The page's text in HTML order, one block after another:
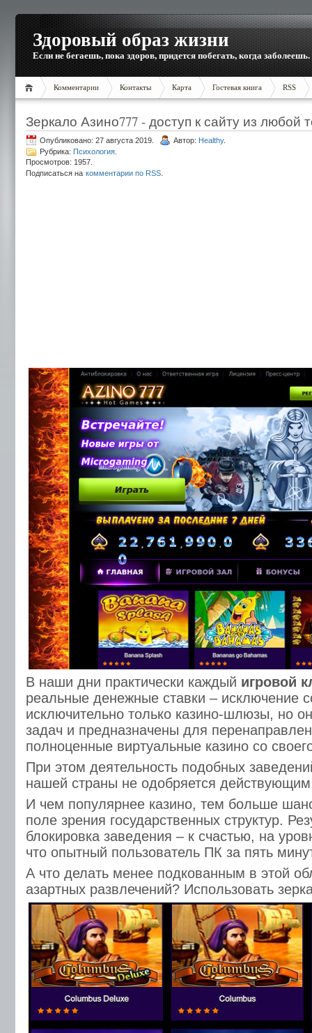
Здоровый образ жизни
Если не бегаешь, пока здоров, придется побегать, когда заболеешь.
Комментарии Контакты Карта Гостевая книга RSS
Зеркало Азино777 - доступ к сайту из любой
Опубликовано: 27 августа 2019. Автор: Healthy.
Рубрика: Психология
Просмотров: 1957.
Подписаться на комментарии по RSS.
В наши дни практически каждый игровой
реальные денежные ставки – исключение
исключительно только казино-шлюзы, но
задач и предназначены для
полноценные виртуальные казино со
При этом деятельность подобных
нашей страны не одобряется действующим
И чем популярнее казино, тем больше
поле зрения государственных структур.
блокировка заведения – к счастью, на
что опытный пользователь ПК за пять
А что делать менее подкованным в этой
азартных развлечений? Использовать